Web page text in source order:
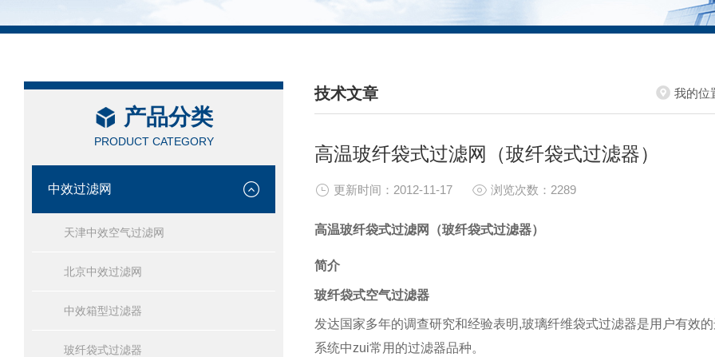
产品分类
PRODUCT CATEGORY
中效过滤网
天津中效空气过滤网
北京中效过滤网
中效箱型过滤器
玻纤袋式过滤器
技术文章
/ TECHNICAL ARTICLES
我的位
高温玻纤袋式过滤网（玻纤袋式过滤器）
更新时间：2012-11-17 浏览次数：2289
高温玻纤袋式过滤网 （玻纤袋式过滤器）
简介
玻纤袋式空气过滤器
发达国家多年的调查研究和经验表明,玻璃纤维袋式过滤器是用户有效
系统中zui常用的过滤器品种。